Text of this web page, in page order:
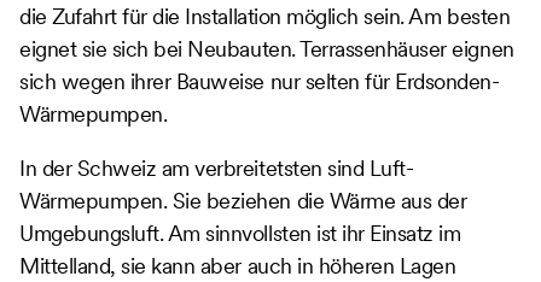
die Zufahrt für die Installation möglich sein. Am besten
eignet sie sich bei Neubauten. Terrassenhäuser eignen
sich wegen ihrer Bauweise nur selten für Erdsonden-
Wärmepumpen.
In der Schweiz am verbreitetsten sind Luft-
Wärmepumpen. Sie beziehen die Wärme aus der
Umgebungsluft. Am sinnvollsten ist ihr Einsatz im
Mittelland, sie kann aber auch in höheren Lagen